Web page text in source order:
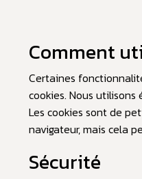
Comment
Certaines
cookies. Nous
Les cookies sont de
navigateur, mais cela
Sécurité